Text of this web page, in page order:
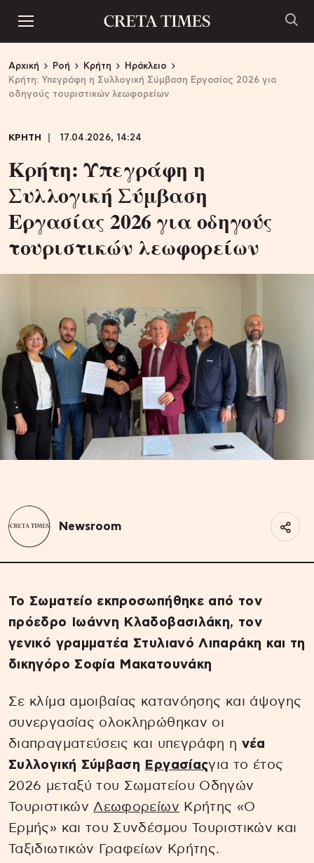
Αρχική Ροή Κρήτη
Ηράκλειο
Kρήτη: Υπεγράφη η Συλλογική Σύμβαση Εργασίας 2026 για
οδηγούς τουριστικών λεωφορείων
ΚΡΗΤΗ 17.04.2026, 14:24
Kρήτη: Υπεγράφη η
Συλλογική Σύμβαση
Εργασίας 2026 για οδηγούς
τουριστικών λεωφορείων
Newsroom
Το Σωματείο εκπροσωπήθηκε από τον
πρόεδρο Ιωάννη Κλαδοβασιλάκη, τον
γενικό γραμματέα Στυλιανό Λιπαράκη και τη
δικηγόρο Σοφία Μακατουνάκη
Σε κλίμα αμοιβαίας κατανόησης και άψογης
συνεργασίας ολοκληρώθηκαν οι
διαπραγματεύσεις και υπεγράφη η νέα
Συλλογική Σύμβαση Εργασίαςγια το έτος
2026 μεταξύ του Σωματείου Οδηγών
Τουριστικών Λεωφορείων Κρήτης «Ο
Ερμής» και του Συνδέσμου Τουριστικών και
Ταξιδιωτικών Γραφείων Κρήτης.